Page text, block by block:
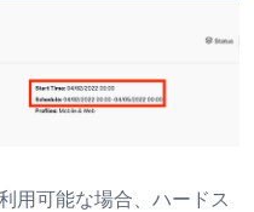
用可能な場合、ハードス